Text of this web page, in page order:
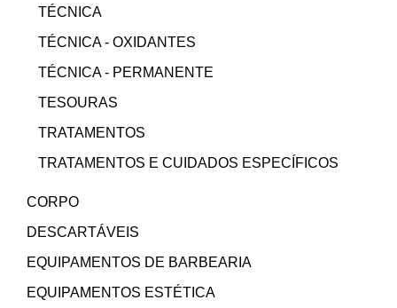
TÉCNICA
TÉCNICA - OXIDANTES
TÉCNICA - PERMANENTE
TESOURAS
TRATAMENTOS
TRATAMENTOS E CUIDADOS ESPECÍFICOS
CORPO
DESCARTÁVEIS
EQUIPAMENTOS DE BARBEARIA
EQUIPAMENTOS ESTÉTICA